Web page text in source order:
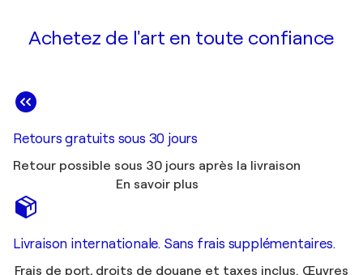
Achetez de l'art en toute confiance
Retours gratuits sous 30 jours
Retour possible sous 30 jours après la livraison
En savoir plus
Livraison internationale. Sans frais supplémentaires.
Frais de port, droits de douane et taxes inclus. Œuvres